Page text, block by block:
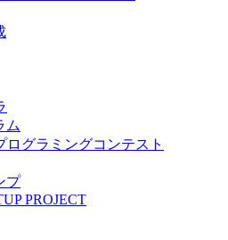
ム
ログラミングコンテスト
プ
PROJECT